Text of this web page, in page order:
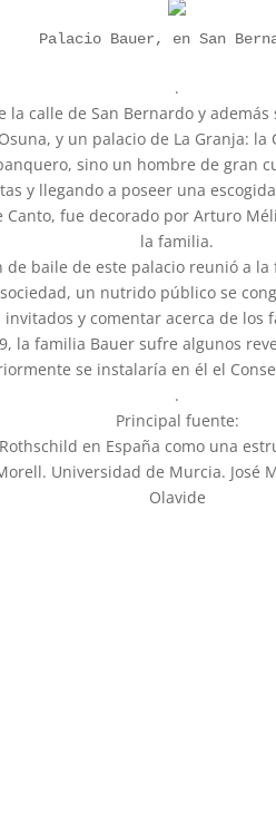
Palacio Bauer, en San
.
la calle de San Bernardo y
y un palacio de La Granja: la
sino un hombre de gran
y llegando a poseer una
Canto, fue decorado por Arturo
la familia.
de baile de este palacio reunió a
un nutrido público se
y comentar acerca de los
la familia Bauer sufre algunos
se instalaría en él el
.
Principal fuente:
en España como una
Universidad de Murcia. José
Olavide